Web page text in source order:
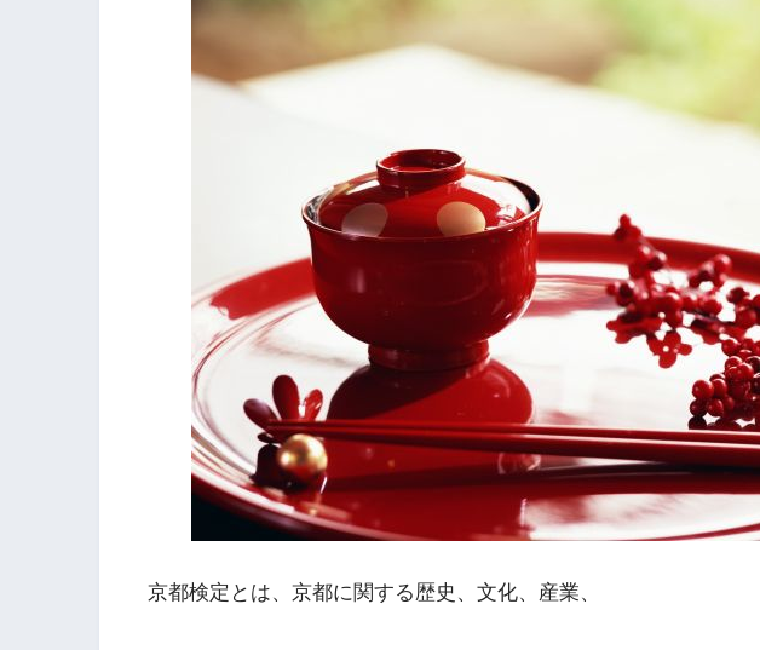
京都検定とは、京都に関する歴史、文化、産業、